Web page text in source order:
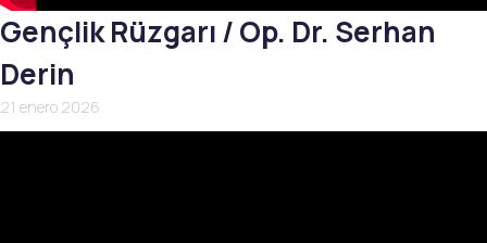
Gençlik Rüzgarı / Op. Dr. Serhan
Derin
21 enero 2026